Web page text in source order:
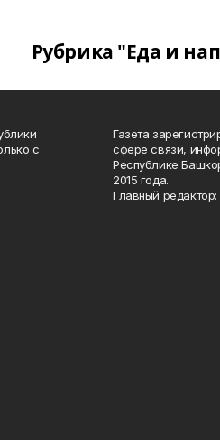
Рубрика "Еда и
с
Газета
сфере связи,
Республике
2015 года.
Главный